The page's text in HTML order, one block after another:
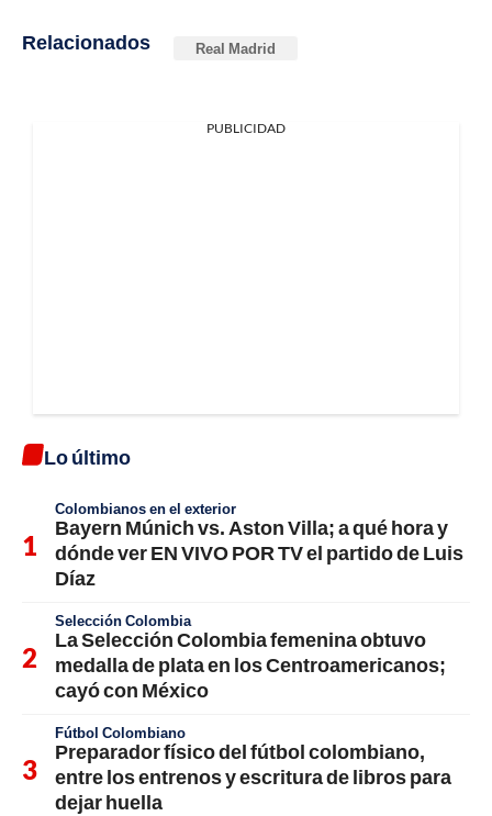
Relacionados Real Madrid
PUBLICIDAD
Lo último
Colombianos en el exterior
Bayern Múnich vs. Aston Villa; a qué hora y
dónde ver EN VIVO POR TV el partido de Luis
Díaz
Selección Colombia
La Selección Colombia femenina obtuvo
medalla de plata en los Centroamericanos;
cayó con México
Fútbol Colombiano
Preparador físico del fútbol colombiano,
entre los entrenos y escritura de libros para
dejar huella